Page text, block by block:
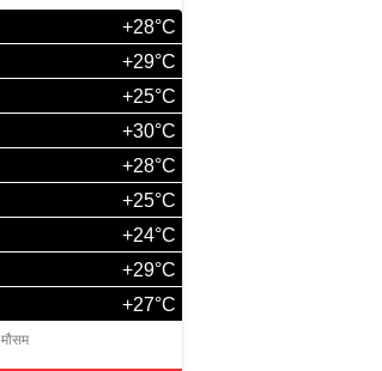
+28°C
+29°C
+25°C
+30°C
+28°C
+25°C
+24°C
+29°C
+27°C
मौसम